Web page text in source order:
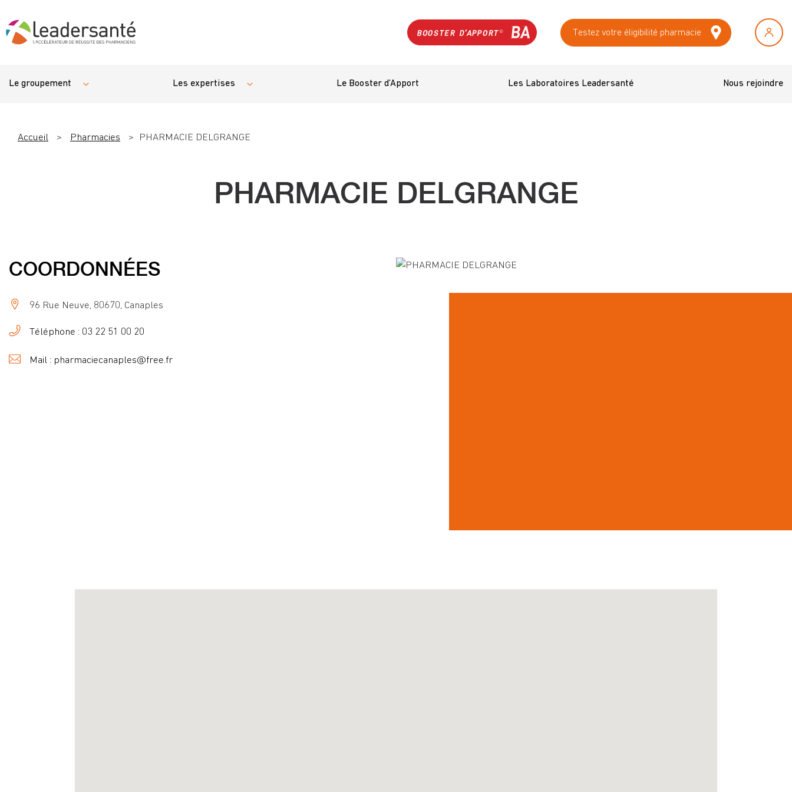
Testez votre éligibilité pharmacie
Le groupement Les expertises Le Booster d’Apport Les Laboratoires Leadersanté Nous rejoindre
Accueil > Pharmacies > PHARMACIE DELGRANGE
PHARMACIE DELGRANGE
COORDONNÉES
96 Rue Neuve, 80670, Canaples
Téléphone : 03 22 51 00 20
Mail : pharmaciecanaples@free.fr